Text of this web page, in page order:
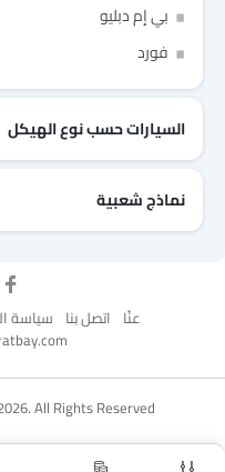
بي إم دبليو
فورد
السيارات حسب نوع الهيكل
نماذج شعبية
عنّا اتصل بنا سياسة
All Rights Reserved.
شروطand سياسة
Account
Account